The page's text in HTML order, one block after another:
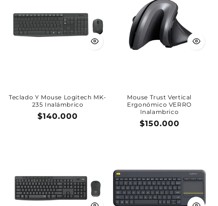
Teclado Y Mouse Logitech MK-
235 Inalámbrico
Precio
$140.000
Mouse Trust Vertical
Ergonómico VERRO
Inalambrico
Precio
$150.000